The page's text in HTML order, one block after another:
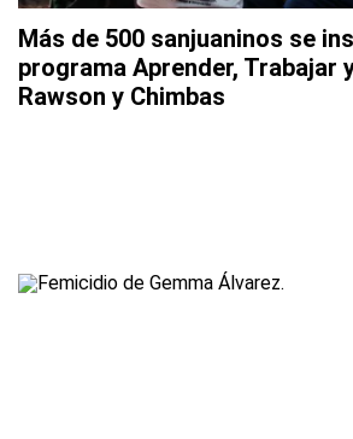
Más de 500 sanjuaninos se
programa Aprender, Trabajar
Rawson y Chimbas